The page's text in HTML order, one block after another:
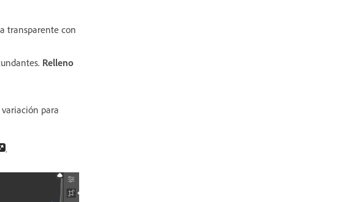
transparente con
Relleno
para
.